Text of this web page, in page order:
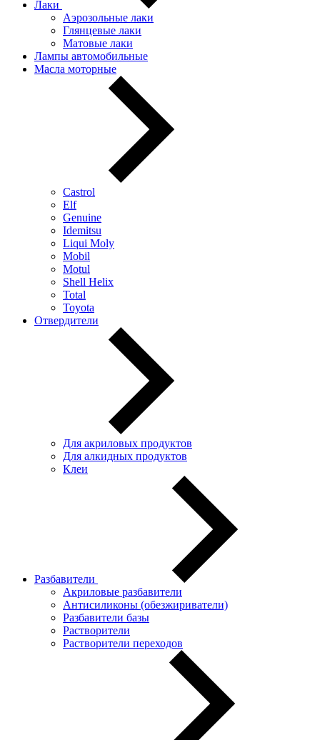
Лаки
Аэрозольные лаки
Глянцевые лаки
Матовые лаки
Лампы автомобильные
Масла моторные
Castrol
Elf
Genuine
Idemitsu
Liqui Moly
Mobil
Motul
Shell Helix
Total
Toyota
Отвердители
Для акриловых продуктов
Для алкидных продуктов
Клеи
Разбавители
Акриловые разбавители
Антисиликоны (обезжириватели)
Разбавители базы
Растворители
Растворители переходов